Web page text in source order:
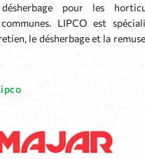
pour les
LIPCO est
le désherbage et la